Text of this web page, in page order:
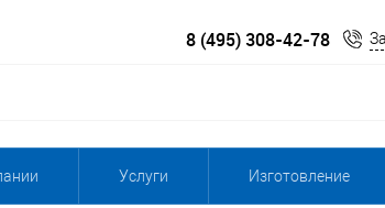
8 (495) 308-42-78
Услуги Изготовление